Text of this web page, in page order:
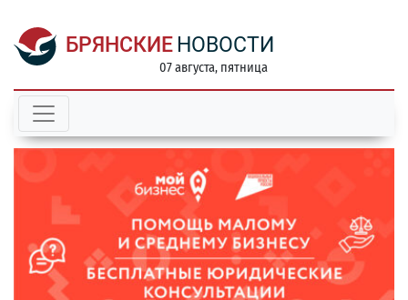
БРЯНСКИЕ НОВОСТИ
07 августа, пятница